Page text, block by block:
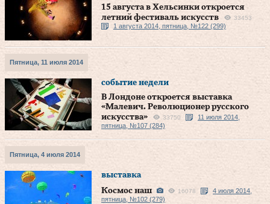
15 августа в Хельсинки откроется
летний фестиваль искусств
33453
1 августа 2014, пятница, №122 (299)
Пятница, 11 июля 2014
событие недели
В Лондоне откроется выставка
«Малевич. Революционер русского
искусства»
33750
11 июля 2014,
пятница, №107 (284)
Пятница, 4 июля 2014
выставка
Космос наш
16078
4 июля 2014,
пятница, №102 (279)